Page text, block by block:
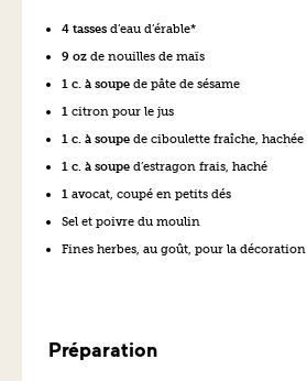
4 tasses d’eau d’érable*
9 oz de nouilles de maïs
1 c. à soupe de pâte de sésame
1 citron pour le jus
1 c. à soupe de ciboulette fraîche, hachée
1 c. à soupe d’estragon frais, haché
1 avocat, coupé en petits dés
Sel et poivre du moulin
Fines herbes, au goût, pour la décoration
Préparation